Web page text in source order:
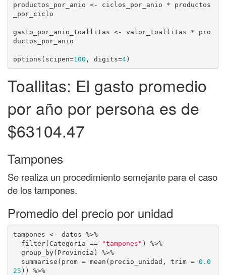
productos_por_anio <- ciclos_por_anio * productos
_por_ciclo
gasto_por_anio_toallitas <- valor_toallitas * pro
ductos_por_anio
options(scipen=100 , digits=4)
Toallitas: El gasto promedio
por año por persona es de
$63104.47
Tampones
Se realiza un procedimiento semejante para el caso
de los tampones.
Promedio del precio por unidad
tampones <- datos %>%
  filter(Categoría ==
"tampones" ) %>%
  summarise(prom = mean(precio_unidad, trim =
0.0
25 )) %>%